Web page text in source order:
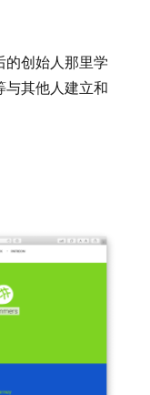
的创始人那里学
与其他人建立和